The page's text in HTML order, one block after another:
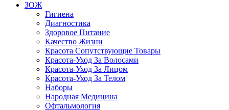
ЗОЖ
Гигиена
Диагностика
Здоровое Питание
Качество Жизни
Красота Сопутствующие Товары
Красота-Уход За Волосами
Красота-Уход За Лицом
Красота-Уход За Телом
Наборы
Народная Медицина
Офтальмология